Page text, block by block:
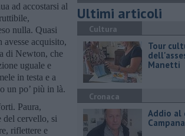
ad accostarsi al
nulla. Quasi
avesse acquisito,
di Newton, che
uguale e
in testa e a
un po’ più in là.
Paura,
del cervello, si
riflettere e
Ultimi articoli
Cultura
Tour
Manetti
Cronaca
Addio al